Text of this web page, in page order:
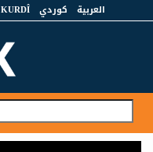
العربية كوردي KURDÎ